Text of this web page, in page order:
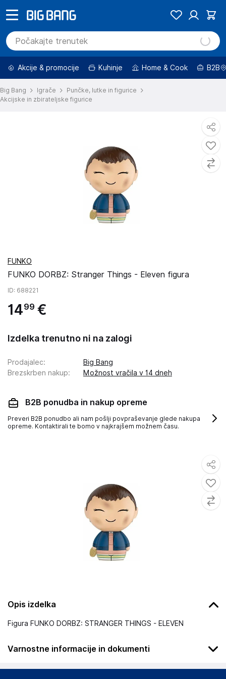
Akcije & promocije Kuhinje Home & Cook B2B
Big Bang Igrače
Punčke, lutke in figurice
Akcijske in zbirateljske figurice
Opis izdelka
Figura FUNKO DORBZ: STRANGER THINGS - ELEVEN
Varnostne informacije in dokumenti
Podatki o proizvajalcu
FUNKO
FUNKO DORBZ: Stranger Things - Eleven figura
ID: 688221
1499 €
Izdelka trenutno ni na zalogi
Prodajalec:
Big Bang
Brezskrben nakup: Možnost vračila v 14 dneh
B2B ponudba in nakup opreme
Preveri B2B ponudbo ali nam pošlji povpraševanje glede nakupa
opreme. Kontaktirali te bomo v najkrajšem možnem času.